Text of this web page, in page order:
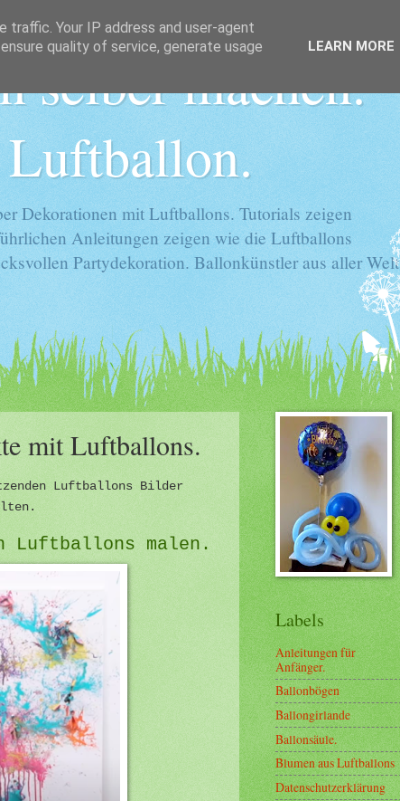
selber machen.
Dekorationen mit Luftballons. Tutorials zeigen
Anleitungen zeigen wie die Luftballons
Partydekoration. Ballonkünstler aus aller Welt
mit Luftballons.
Luftballons Bilder
Luftballons malen.
Labels
Anleitungen für
Anfänger.
Ballonbögen
Ballongirlande
Ballonsäule.
Blumen aus Luftballons
Datenschutzerklärung
Your IP address and user-agent
quality of service, generate usage
LEARN MORE